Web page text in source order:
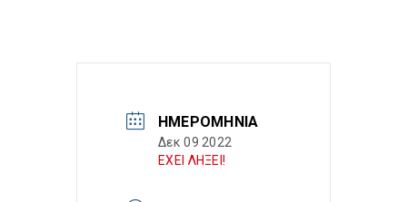
ΗΜΕΡΟΜΗΝΊΑ
Δεκ 09 2022
ΕΧΕΙ ΛΗΞΕΙ!